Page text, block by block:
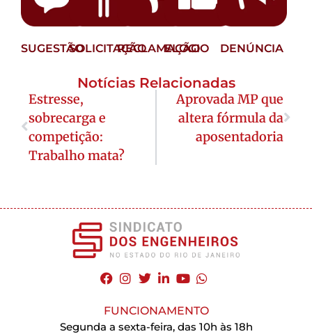
SUGESTÃOSOLICITAÇÃORECLAMAÇÃO
ELOGIO DENÚNCIA
Notícias Relacionadas
Estresse,
sobrecarga e
competição:
Trabalho mata?
Aprovada MP que
altera fórmula da
aposentadoria
FUNCIONAMENTO
Segunda a sexta-feira, das 10h às 18h